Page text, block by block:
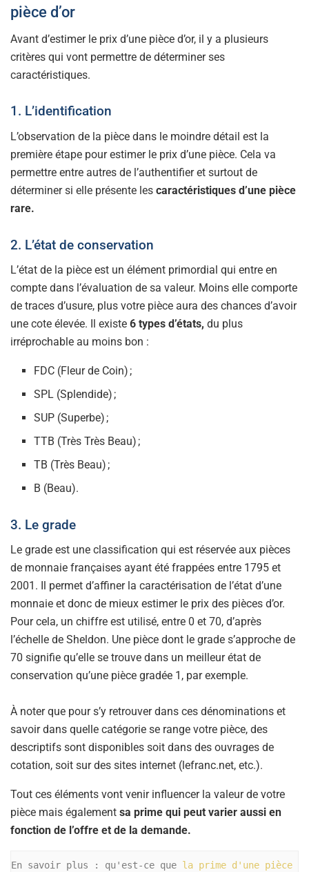
pièce d’or
Avant d’estimer le prix d’une pièce d’or, il y a plusieurs
critères qui vont permettre de déterminer ses
caractéristiques.
1. L’identification
L’observation de la pièce dans le moindre détail est la
première étape pour estimer le prix d’une pièce. Cela va
permettre entre autres de l’authentifier et surtout de
déterminer si elle présente les caractéristiques d’une pièce
rare.
2. L’état de conservation
L’état de la pièce est un élément primordial qui entre en
compte dans l’évaluation de sa valeur. Moins elle comporte
de traces d’usure, plus votre pièce aura des chances d’avoir
une cote élevée. Il existe 6 types d’états, du plus
irréprochable au moins bon :
FDC (Fleur de Coin) ;
SPL (Splendide) ;
SUP (Superbe) ;
TTB (Très Très Beau) ;
TB (Très Beau) ;
B (Beau).
3. Le grade
Le grade est une classification qui est réservée aux pièces
de monnaie françaises ayant été frappées entre 1795 et
2001. Il permet d’affiner la caractérisation de l’état d’une
monnaie et donc de mieux estimer le prix des pièces d’or.
Pour cela, un chiffre est utilisé, entre 0 et 70, d’après
l’échelle de Sheldon. Une pièce dont le grade s’approche de
70 signifie qu’elle se trouve dans un meilleur état de
conservation qu’une pièce gradée 1, par exemple.
À noter que pour s’y retrouver dans ces dénominations et
savoir dans quelle catégorie se range votre pièce, des
descriptifs sont disponibles soit dans des ouvrages de
cotation, soit sur des sites internet (lefranc.net, etc.).
Tout ces éléments vont venir influencer la valeur de votre
pièce mais également sa prime qui peut varier aussi en
fonction de l’offre et de la demande.
En savoir plus : qu'est-ce que la prime d'une pièce